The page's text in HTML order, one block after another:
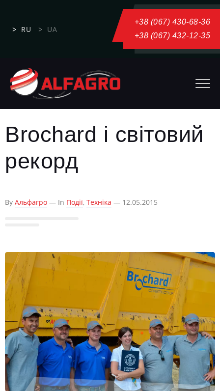
RU UA
+38 (067) 430-68-36
+38 (067) 432-12-35
Brochard і світовий
рекорд
By Альфагро — In Події, Техніка — 12.05.2015